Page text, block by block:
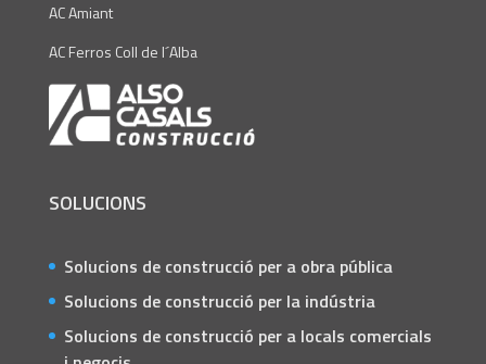
AC Amiant
AC Ferros Coll de l´Alba
SOLUCIONS
Solucions de construcció per a obra pública
Solucions de construcció per la indústria
Solucions de construcció per a locals comercials